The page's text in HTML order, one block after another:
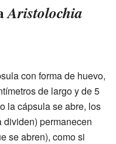
Aristolochia
con forma de huevo,
de largo y de 5
la cápsula se abre, los
permanecen
se abren), como si